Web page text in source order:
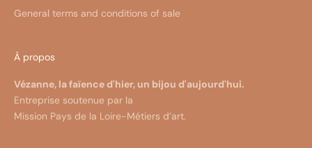
General terms and conditions of sale
À propos
Vézanne, la faïence d'hier, un bijou d'aujourd'hui.
Entreprise soutenue par la
Mission Pays de la Loire-Métiers d’art.